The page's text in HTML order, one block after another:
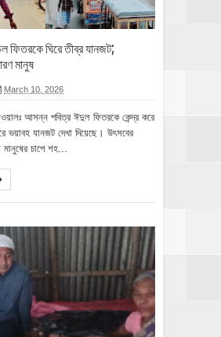
ফিতরকে ঘিরে তীব্র যানজট;
মানুষ
March 10, 2026
‎আসন্ন পবিত্র ঈদুল ফিতরকে কেন্দ্র করে
ভয়াবহ যানজট দেখা দিয়েছে। উৎসবের
চাপে শহ...